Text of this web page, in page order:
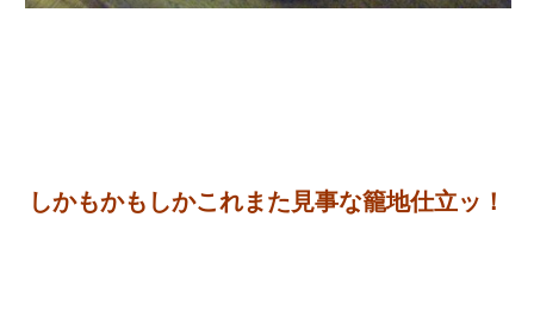
しかもかもしかこれまた見事な籠地仕立ッ！